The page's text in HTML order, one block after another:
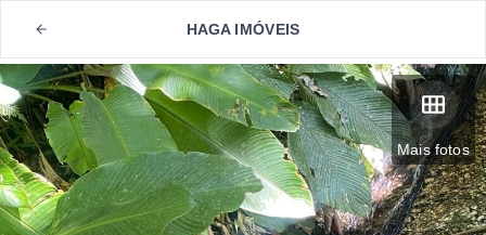
HAGA IMÓVEIS
Mais fotos